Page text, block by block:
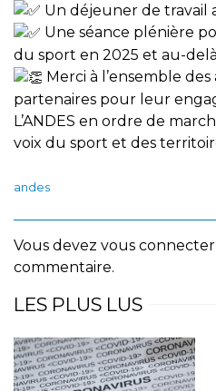
Un déjeuner de travail
Une séance plénière
du sport en 2025 et au-delà
Merci à l’ensemble
partenaires pour leur
L’ANDES en ordre de
voix du sport et des
andes
Vous devez vous connecter
commentaire.
LES PLUS LUS